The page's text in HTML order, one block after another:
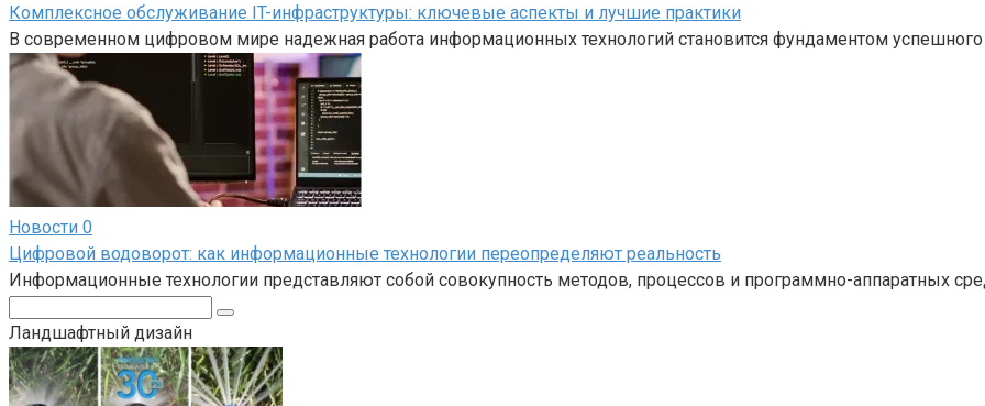
Комплексное обслуживание IT-инфраструктуры: ключевые аспекты и лучшие практики
В современном цифровом мире надежная работа информационных технологий становится фундаментом
Новости 0
Цифровой водоворот: как информационные технологии переопределяют реальность
Информационные технологии представляют собой совокупность методов, процессов и программно-аппаратных
Ландшафтный дизайн